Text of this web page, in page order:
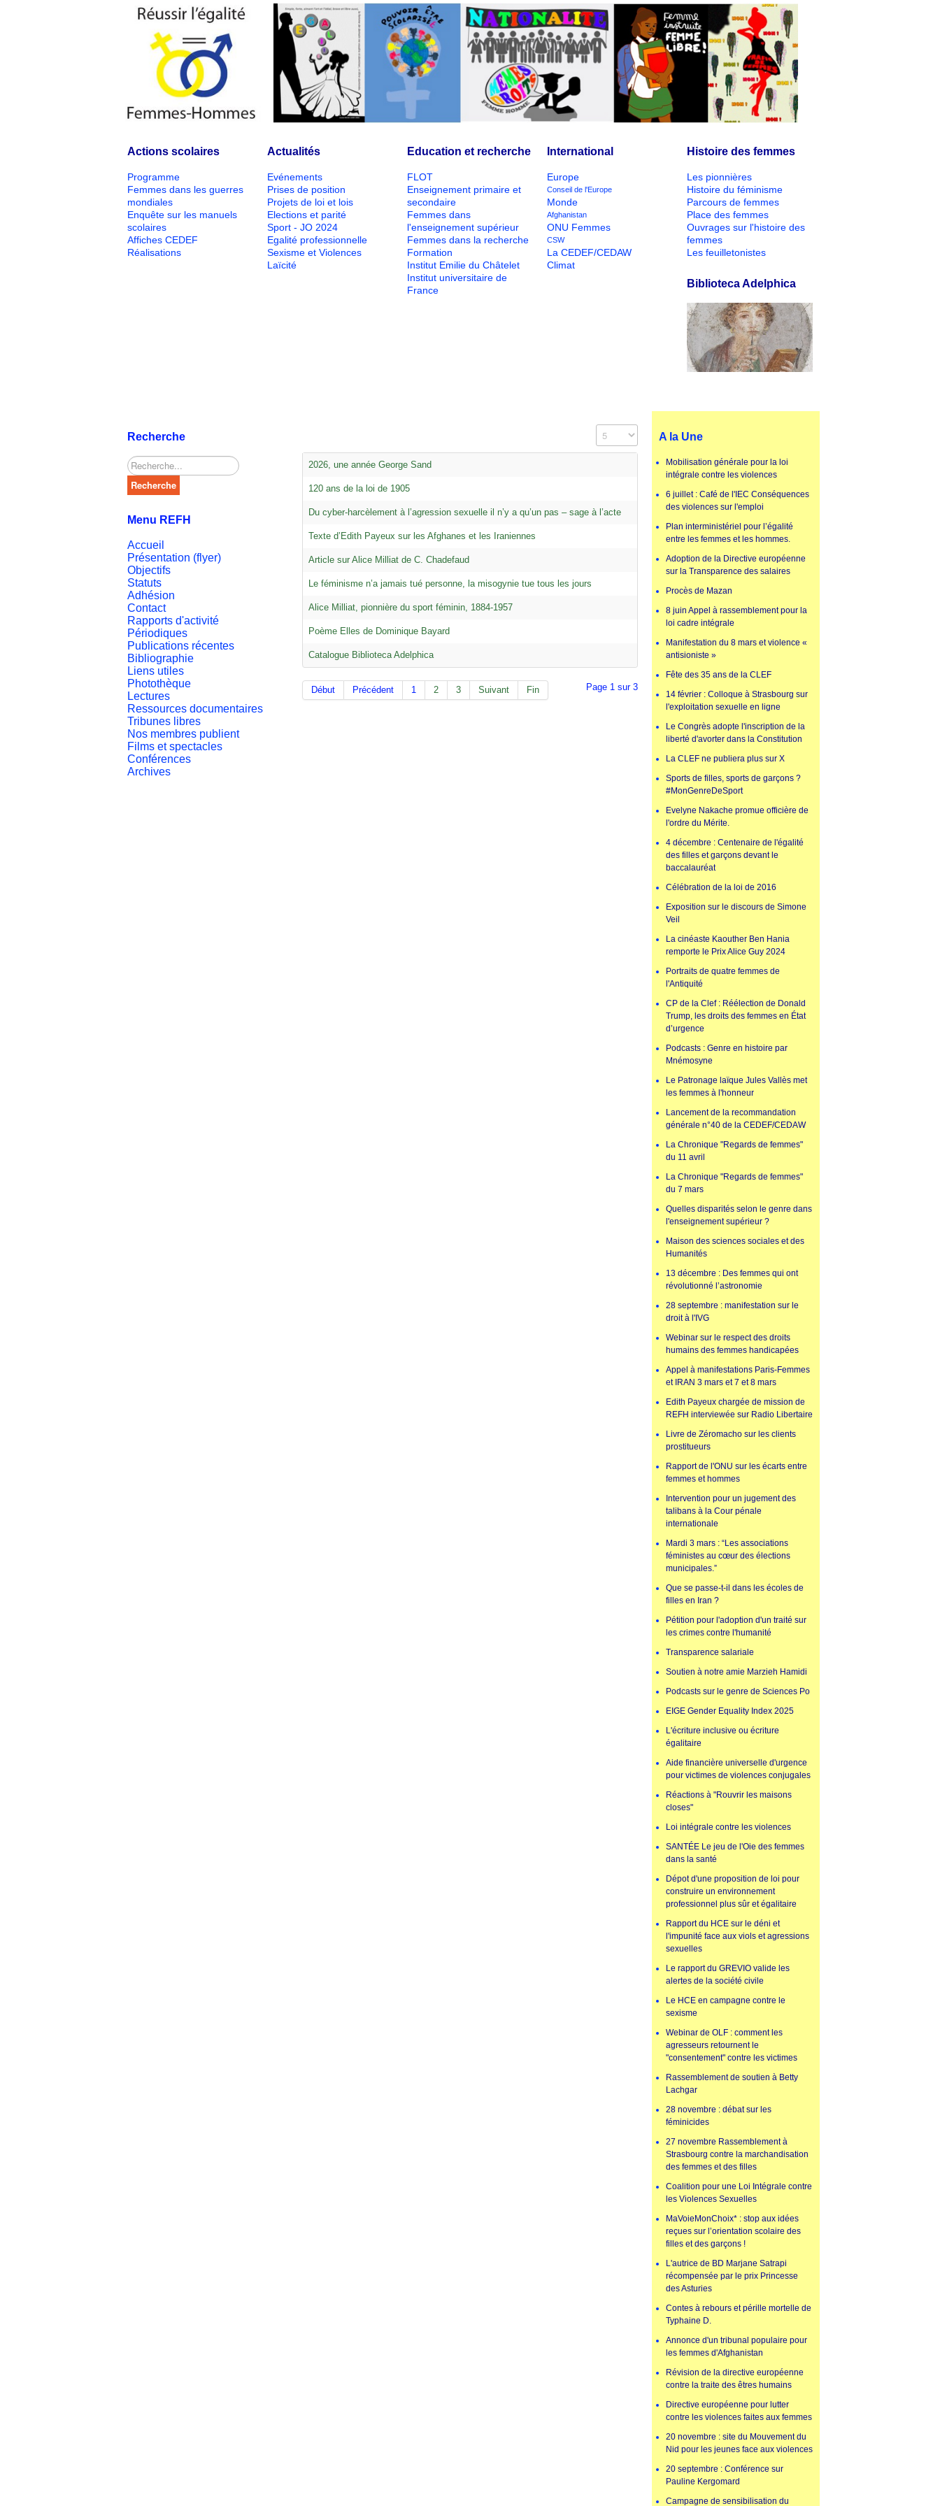
Actions scolaires
Programme
Femmes dans les guerres
mondiales
Enquête sur les manuels
scolaires
Affiches CEDEF
Réalisations
Actualités
Evénements
Prises de position
Projets de loi et lois
Elections et parité
Sport - JO 2024
Egalité professionnelle
Sexisme et Violences
Laïcité
Education et recherche
FLOT
Enseignement primaire et
secondaire
Femmes dans
l'enseignement supérieur
Femmes dans la recherche
Formation
Institut Emilie du Châtelet
Institut universitaire de
France
International
Europe
Conseil de l'Europe
Monde
Afghanistan
ONU Femmes
CSW
La CEDEF/CEDAW
Climat
Histoire des femmes
Les pionnières
Histoire du féminisme
Parcours de femmes
Place des femmes
Ouvrages sur l'histoire des
femmes
Les feuilletonistes
Biblioteca Adelphica
Recherche
Rechercher
Recherche
Menu REFH
Accueil
Présentation (flyer)
Objectifs
Statuts
Adhésion
Contact
Rapports d'activité
Périodiques
Publications récentes
Bibliographie
Liens utiles
Photothèque
Lectures
Ressources documentaires
Tribunes libres
Nos membres publient
Films et spectacles
Conférences
Archives
Affichage #
2026, une année George Sand
120 ans de la loi de 1905
Du cyber-harcèlement à l’agression sexuelle il n’y a qu’un pas – sage à l’acte
Texte d’Edith Payeux sur les Afghanes et les Iraniennes
Article sur Alice Milliat de C. Chadefaud
Le féminisme n’a jamais tué personne, la misogynie tue tous les jours
Alice Milliat, pionnière du sport féminin, 1884-1957
Poème Elles de Dominique Bayard
Catalogue Biblioteca Adelphica
Page 1 sur 3
Début Précédent 1 2 3 Suivant Fin
A la Une
Mobilisation générale pour la loi
intégrale contre les violences
6 juillet : Café de l'IEC Conséquences
des violences sur l'emploi
Plan interministériel pour l’égalité
entre les femmes et les hommes.
Adoption de la Directive européenne
sur la Transparence des salaires
Procès de Mazan
8 juin Appel à rassemblement pour la
loi cadre intégrale
Manifestation du 8 mars et violence «
antisioniste »
Fête des 35 ans de la CLEF
14 février : Colloque à Strasbourg sur
l'exploitation sexuelle en ligne
Le Congrès adopte l'inscription de la
liberté d'avorter dans la Constitution
La CLEF ne publiera plus sur X
Sports de filles, sports de garçons ?
#MonGenreDeSport
Evelyne Nakache promue officière de
l'ordre du Mérite.
4 décembre : Centenaire de l'égalité
des filles et garçons devant le
baccalauréat
Célébration de la loi de 2016
Exposition sur le discours de Simone
Veil
La cinéaste Kaouther Ben Hania
remporte le Prix Alice Guy 2024
Portraits de quatre femmes de
l'Antiquité
CP de la Clef : Réélection de Donald
Trump, les droits des femmes en État
d’urgence
Podcasts : Genre en histoire par
Mnémosyne
Le Patronage laïque Jules Vallès met
les femmes à l'honneur
Lancement de la recommandation
générale n°40 de la CEDEF/CEDAW
La Chronique "Regards de femmes"
du 11 avril
La Chronique "Regards de femmes"
du 7 mars
Quelles disparités selon le genre dans
l'enseignement supérieur ?
Maison des sciences sociales et des
Humanités
13 décembre : Des femmes qui ont
révolutionné l’astronomie
28 septembre : manifestation sur le
droit à l'IVG
Webinar sur le respect des droits
humains des femmes handicapées
Appel à manifestations Paris-Femmes
et IRAN 3 mars et 7 et 8 mars
Edith Payeux chargée de mission de
REFH interviewée sur Radio Libertaire
Livre de Zéromacho sur les clients
prostitueurs
Rapport de l'ONU sur les écarts entre
femmes et hommes
Intervention pour un jugement des
talibans à la Cour pénale
internationale
Mardi 3 mars : “Les associations
féministes au cœur des élections
municipales.”
Que se passe-t-il dans les écoles de
filles en Iran ?
Pétition pour l'adoption d'un traité sur
les crimes contre l'humanité
Transparence salariale
Soutien à notre amie Marzieh Hamidi
Podcasts sur le genre de Sciences Po
EIGE Gender Equality Index 2025
L'écriture inclusive ou écriture
égalitaire
Aide financière universelle d'urgence
pour victimes de violences conjugales
Réactions à "Rouvrir les maisons
closes"
Loi intégrale contre les violences
SANTÉE Le jeu de l'Oie des femmes
dans la santé
Dépot d'une proposition de loi pour
construire un environnement
professionnel plus sûr et égalitaire
Rapport du HCE sur le déni et
l'impunité face aux viols et agressions
sexuelles
Le rapport du GREVIO valide les
alertes de la société civile
Le HCE en campagne contre le
sexisme
Webinar de OLF : comment les
agresseurs retournent le
"consentement" contre les victimes
Rassemblement de soutien à Betty
Lachgar
28 novembre : débat sur les
féminicides
27 novembre Rassemblement à
Strasbourg contre la marchandisation
des femmes et des filles
Coalition pour une Loi Intégrale contre
les Violences Sexuelles
MaVoieMonChoix* : stop aux idées
reçues sur l’orientation scolaire des
filles et des garçons !
L'autrice de BD Marjane Satrapi
récompensée par le prix Princesse
des Asturies
Contes à rebours et pérille mortelle de
Typhaine D.
Annonce d'un tribunal populaire pour
les femmes d'Afghanistan
Révision de la directive européenne
contre la traite des êtres humains
Directive européenne pour lutter
contre les violences faites aux femmes
20 novembre : site du Mouvement du
Nid pour les jeunes face aux violences
20 septembre : Conférence sur
Pauline Kergomard
Campagne de sensibilisation du